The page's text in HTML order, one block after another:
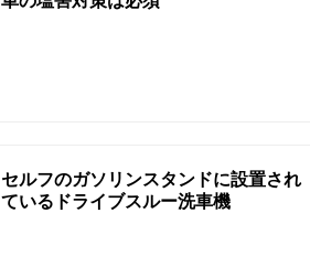
セルフのガソリンスタンドに設置され
ているドライブスルー洗車機